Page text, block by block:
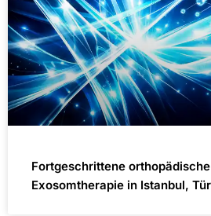
Fortgeschrittene
Exosomtherapie in Istanbul,